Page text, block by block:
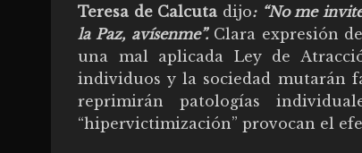
Teresa de Calcuta dijo: “No me
la Paz, avísenme”.Clara expresión
una mal aplicada Ley de
individuos y la sociedad mutarán
reprimirán patologías
“hipervictimización” provocan el